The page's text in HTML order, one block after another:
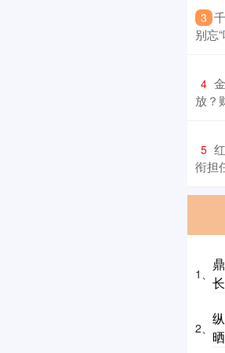
3
别忘
4
放？
5
衔担
1、
2、